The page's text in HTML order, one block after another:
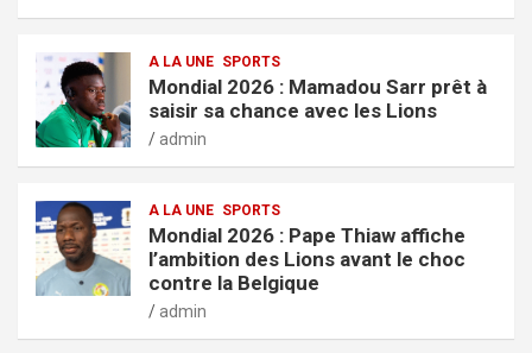
A LA UNE SPORTS
Mondial 2026 : Mamadou Sarr prêt à
saisir sa chance avec les Lions
admin
A LA UNE SPORTS
Mondial 2026 : Pape Thiaw affiche
l’ambition des Lions avant le choc
contre la Belgique
admin